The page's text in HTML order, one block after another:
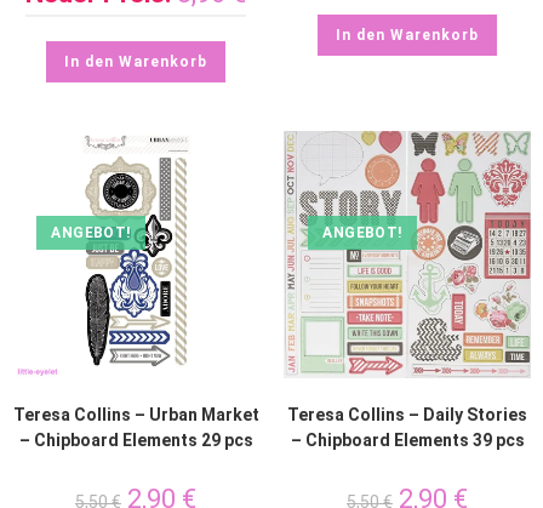
In den Warenkorb
In den Warenkorb
ANGEBOT!
Teresa Collins – Urban Market
– Chipboard Elements 29 pcs
5,50€ 2,90 €
ANGEBOT!
Teresa Collins – Daily Stories
– Chipboard Elements 39 pcs
5,50€ 2,90 €